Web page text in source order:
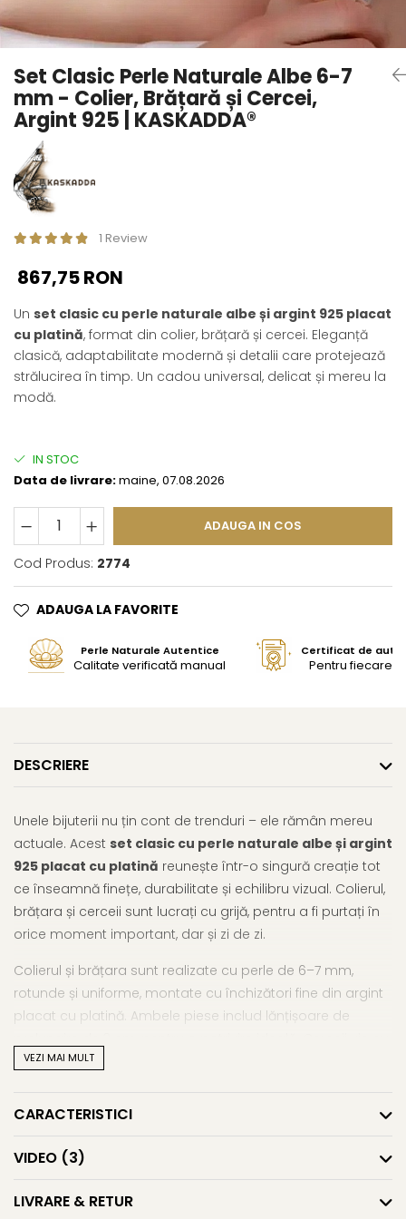
Seturi Perle cu Argint
Brățări cu Perle
Pandantive cu Perle
Brose cu Perle
Set Clasic Perle Naturale Albe 6-7
mm - Colier, Brățară și Cercei,
Argint 925 | KASKADDA®
1 Review
867,75 RON
Un set clasic cu perle naturale albe și argint 925 placat
cu platină, format din colier, brățară și cercei. Eleganță
clasică, adaptabilitate modernă și detalii care protejează
strălucirea în timp. Un cadou universal, delicat și mereu la
modă.
IN STOC
Data de livrare:maine, 07.08.2026
ADAUGA IN COS
Cod Produs: 2774
ADAUGA LA FAVORITE
Perle Naturale Autentice
Calitate verificată manual
Certificat de
Pentru fiecare
DESCRIERE
Unele bijuterii nu țin cont de trenduri – ele rămân mereu
actuale. Acest set clasic cu perle naturale albe și argint
925 placat cu platină reunește într-o singură creație tot
ce înseamnă finețe, durabilitate și echilibru vizual. Colierul,
brățara și cerceii sunt lucrați cu grijă, pentru a fi purtați în
orice moment important, dar și zi de zi.
Colierul și brățara sunt realizate cu perle de 6–7 mm,
rotunde și uniforme, montate cu închizători fine din argint
placat cu platină. Ambele piese includ lănțișoare de
perle tip buton, ușor mai mari (7,5–8 mm), pe montură
Placarea cu platină protejează metalul în timp, menținând
asemănătoare aurului alb. Acest
set cu perle naturale și
un stil clasic, dar cu detalii gândite pentru longevitate.
VEZI MAI MULT
CARACTERISTICI
VIDEO (3)
LIVRARE & RETUR